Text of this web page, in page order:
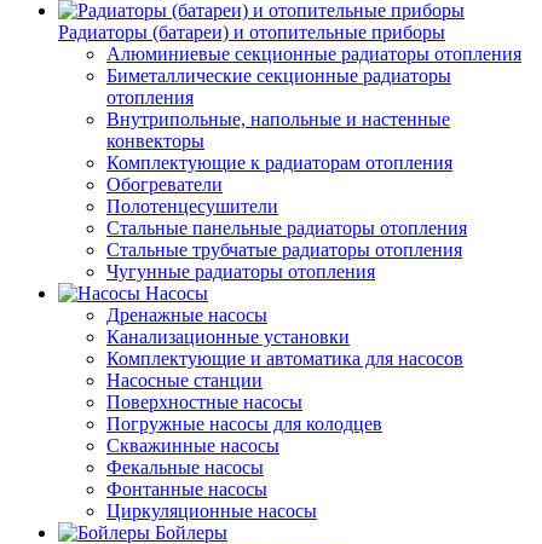
Радиаторы (батареи) и отопительные приборы
Алюминиевые секционные радиаторы отопления
Биметаллические секционные радиаторы
отопления
Внутрипольные, напольные и настенные
конвекторы
Комплектующие к радиаторам отопления
Обогреватели
Полотенцесушители
Стальные панельные радиаторы отопления
Стальные трубчатые радиаторы отопления
Чугунные радиаторы отопления
Насосы
Дренажные насосы
Канализационные установки
Комплектующие и автоматика для насосов
Насосные станции
Поверхностные насосы
Погружные насосы для колодцев
Скважинные насосы
Фекальные насосы
Фонтанные насосы
Циркуляционные насосы
Бойлеры